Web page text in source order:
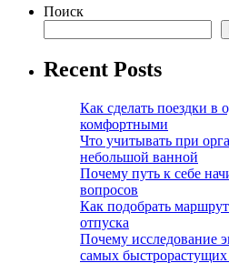
Поиск
Recent Posts
Как сделать поездки в
комфортными
Что учитывать при
небольшой ванной
Почему путь к себе
вопросов
Как подобрать
отпуска
Почему исследование
самых быстрорастущих